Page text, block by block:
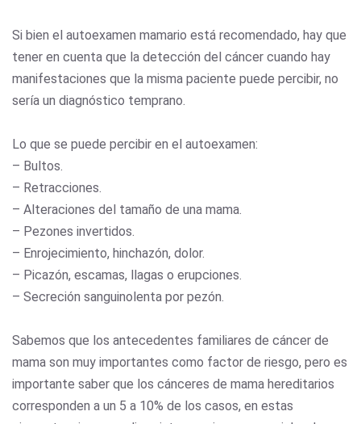
Si bien el autoexamen mamario está recomendado, hay que
tener en cuenta que la detección del cáncer cuando hay
manifestaciones que la misma paciente puede percibir, no
sería un diagnóstico temprano.
Lo que se puede percibir en el autoexamen:
– Bultos.
– Retracciones.
– Alteraciones del tamaño de una mama.
– Pezones invertidos.
– Enrojecimiento, hinchazón, dolor.
– Picazón, escamas, llagas o erupciones.
– Secreción sanguinolenta por pezón.
Sabemos que los antecedentes familiares de cáncer de
mama son muy importantes como factor de riesgo, pero es
importante saber que los cánceres de mama hereditarios
corresponden a un 5 a 10% de los casos, en estas